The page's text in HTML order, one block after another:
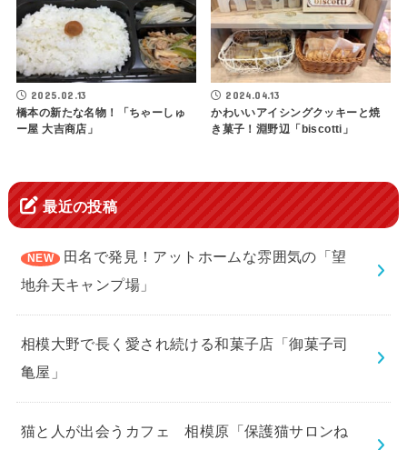
2025.02.13
橋本の新たな名物！「ちゃーしゅ
ー屋 大吉商店」
2024.04.13
かわいいアイシングクッキーと焼
き菓子！淵野辺「biscotti」
最近の投稿
田名で発見！アットホームな雰囲気の「望
地弁天キャンプ場」
相模大野で長く愛され続ける和菓子店「御菓子司
亀屋」
猫と人が出会うカフェ 相模原「保護猫サロンね